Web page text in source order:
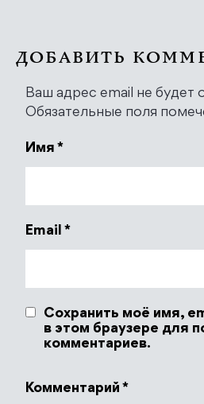
ДОБАВИТЬ
Ваш адрес email не будет
Обязательные поля
Имя *
Email *
Сохранить моё имя,
в этом браузере для
комментариев.
Комментарий *